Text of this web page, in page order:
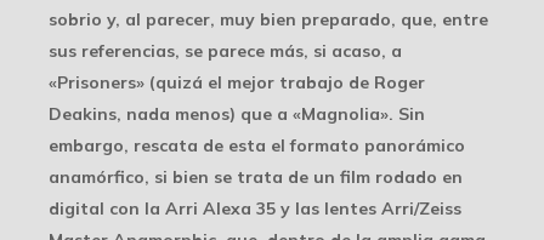
sobrio y, al parecer, muy bien preparado, que, entre
sus referencias, se parece más, si acaso, a
«Prisoners» (quizá el mejor trabajo de Roger
Deakins, nada menos) que a «Magnolia». Sin
embargo, rescata de esta el formato panorámico
anamórfico, si bien se trata de un film rodado en
digital con la Arri Alexa 35 y las lentes Arri/Zeiss